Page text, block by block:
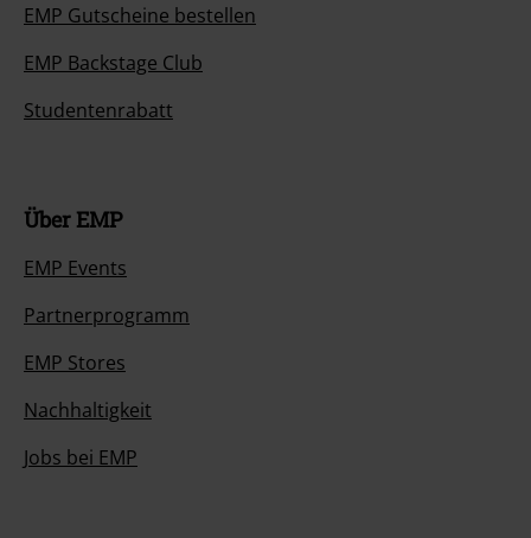
EMP Gutscheine bestellen
EMP Backstage Club
Studentenrabatt
Über EMP
EMP Events
Partnerprogramm
EMP Stores
Nachhaltigkeit
Jobs bei EMP